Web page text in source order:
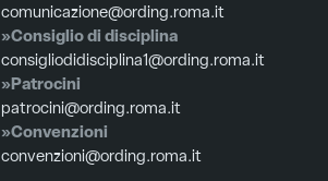
comunicazione@ording.roma.it
»Consiglio di disciplina
consigliodidisciplina1@ording.roma.it
»Patrocini
patrocini@ording.roma.it
»Convenzioni
convenzioni@ording.roma.it